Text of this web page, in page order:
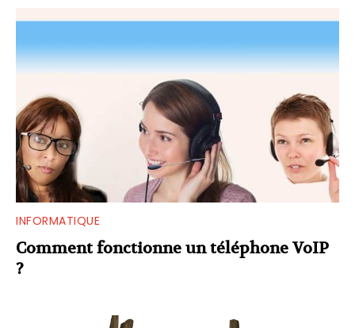
INFORMATIQUE
Comment fonctionne un téléphone VoIP
?